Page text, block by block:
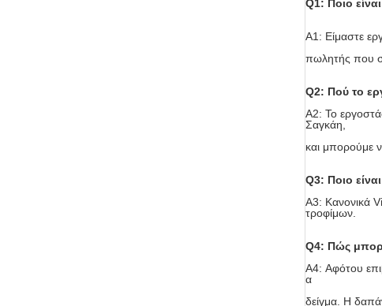
Q1: Ποιο
Α1: Είμαστε
πωλητής που
Q2: Πού το
A2: Το
Σαγκάη,
και μπορούμε
Q3: Ποιο
A3: Κανονικά
τροφίμων.
Q4: Πώς
A4: Αφότου
α
δείγμα. Η